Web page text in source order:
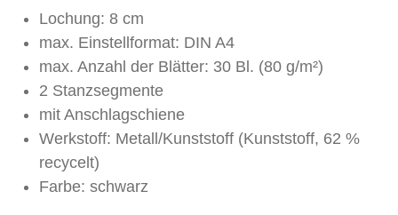
Lochung: 8 cm
max. Einstellformat: DIN A4
max. Anzahl der Blätter: 30 Bl. (80 g/m²)
2 Stanzsegmente
mit Anschlagschiene
Werkstoff: Metall/Kunststoff (Kunststoff, 62 %
recycelt)
Farbe: schwarz